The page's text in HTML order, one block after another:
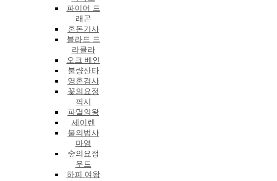
파이어 드
래곤
혼돈기사
블라드 드
라큘라
오크 베인
불량산타
영혼검사
꽃의요정
픽시
파멸의왕
세이렌
불의법사
마염
숲의요정
우드
하피 여왕